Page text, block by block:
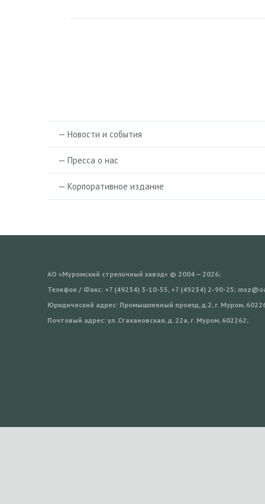
— Новости и события
— Пресса о нас
— Корпоративное издание
АО «Муромский стрелочный завод» © 2004 — 2026;
Телефон / Факс: +7 (49234) 3-10-55, +7 (49234) 2-90-25;
Юридический адрес: Промышленный проезд, д.2, г. Муром,
Почтовый адрес: ул. Стахановская, д. 22а, г. Муром, 602262;